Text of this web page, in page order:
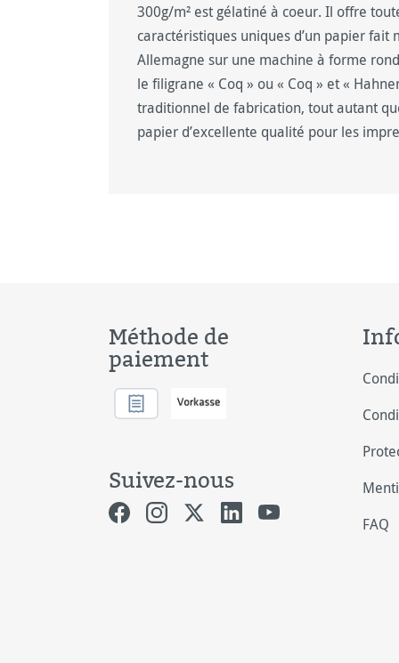
300g/m² est gélatiné à coeur. Il offre
caractéristiques uniques d’un papier
Allemagne sur une machine à forme
le filigrane « Coq » ou « Coq » et «
traditionnel de fabrication, tout autant
papier d’excellente qualité pour les
Méthode de
paiement
Suivez-nous
FAQ